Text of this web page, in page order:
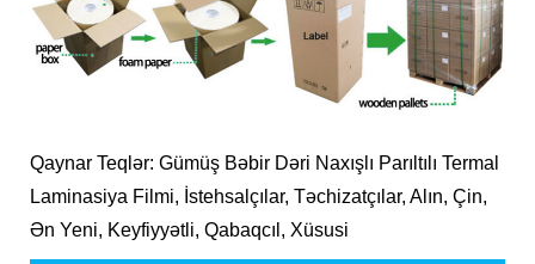
Qaynar Teqlər: Gümüş Bəbir Dəri Naxışlı Parıltılı Termal
Laminasiya Filmi, İstehsalçılar, Təchizatçılar, Alın, Çin,
Ən Yeni, Keyfiyyətli, Qabaqcıl, Xüsusi